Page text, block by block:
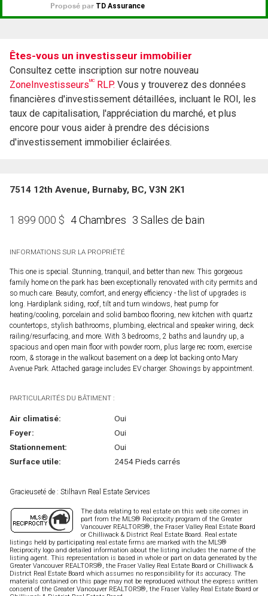
Êtes-vous un investisseur immobilier
Consultez cette inscription sur notre nouveau
ZoneInvestisseursMC RLP. Vous y trouverez des données
financières d'investissement détaillées, incluant le ROI, les
taux de capitalisation, l'appréciation du marché, et plus
encore pour vous aider à prendre des décisions
d'investissement immobilier éclairées.
7514 12th Avenue, Burnaby, BC, V3N 2K1
1 899 000 $ 4 Chambres 3 Salles de bain
INFORMATIONS SUR LA PROPRIÉTÉ
This one is special. Stunning, tranquil, and better than new. This gorgeous
family home on the park has been exceptionally renovated with city permits and
so much care. Beauty, comfort, and energy efficiency - the list of upgrades is
long. Hardiplank siding, roof, tilt and turn windows, heat pump for
heating/cooling, porcelain and solid bamboo flooring, new kitchen with quartz
countertops, stylish bathrooms, plumbing, electrical and speaker wiring, deck
railing/resurfacing, and more. With 3 bedrooms, 2 baths and laundry up, a
spacious and open main floor with powder room, plus large rec room, exercise
room, & storage in the walkout basement on a deep lot backing onto Mary
Avenue Park. Attached garage includes EV charger. Showings by appointment.
PARTICULARITÉS DU BÂTIMENT :
Air climatisé:
Oui
Foyer:
Oui
Stationnement:
Oui
Surface utile:
2454 Pieds carrés
Gracieuseté de : Stilhavn Real Estate Services
The data relating to real estate on this web site comes in
part from the MLS® Reciprocity program of the Greater
Vancouver REALTORS®, the Fraser Valley Real Estate Board
or Chilliwack & District Real Estate Board. Real estate
listings held by participating real estate firms are marked with the MLS®
Reciprocity logo and detailed information about the listing includes the name of the
listing agent. This representation is based in whole or part on data generated by the
Greater Vancouver REALTORS®, the Fraser Valley Real Estate Board or Chilliwack &
District Real Estate Board which assumes no responsibility for its accuracy. The
materials contained on this page may not be reproduced without the express written
consent of the Greater Vancouver REALTORS®, the Fraser Valley Real Estate Board or